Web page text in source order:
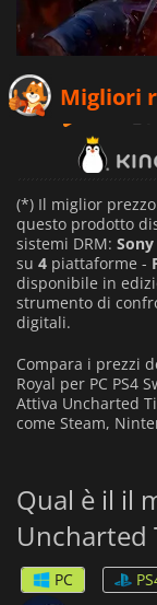
Migliori
(*) Il miglior
questo prodotto
sistemi DRM:
su 4 piattaforme -
disponibile in
strumento di
digitali.
Compara i prezzi
Royal per PC PS4
Attiva Uncharted
come Steam,
Qual è il il
Uncharted
PC